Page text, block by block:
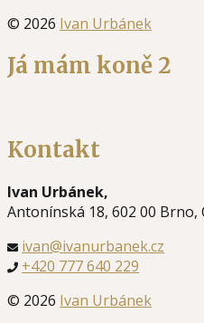
© 2026 Ivan Urbánek
Já mám koně 2
Kontakt
Ivan Urbánek,
Antonínská 18, 602 00 Brno,
ivan@ivanurbanek.cz
+420 777 640 229
© 2026 Ivan Urbánek